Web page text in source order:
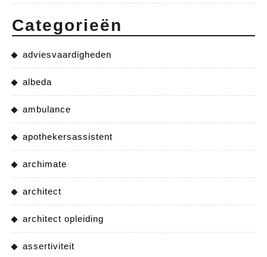
Categorieën
adviesvaardigheden
albeda
ambulance
apothekersassistent
archimate
architect
architect opleiding
assertiviteit